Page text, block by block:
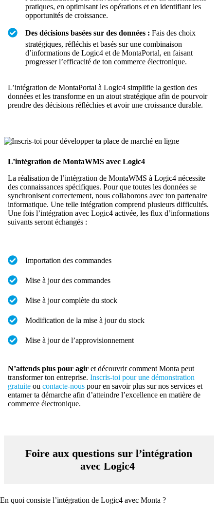
pratiques, en optimisant les opérations et en identifiant les
opportunités de croissance.
Des décisions basées sur des données : Fais des choix
stratégiques, réfléchis et basés sur une combinaison
d’informations de Logic4 et de MontaPortal, en faisant
progresser l’efficacité de ton commerce électronique.
L’intégration de MontaPortal à Logic4 simplifie la gestion des
données et les transforme en un atout stratégique afin de pourvoir
prendre des décisions réfléchies et avoir une croissance durable.
L’intégration de MontaWMS avec Logic4
La réalisation de l’intégration de MontaWMS à Logic4 nécessite
des connaissances spécifiques. Pour que toutes les données se
synchronisent correctement, nous collaborons avec ton partenaire
informatique. Une telle intégration comprend plusieurs difficultés.
Une fois l’intégration avec Logic4 activée, les flux d’informations
suivants seront échangés :
Importation des commandes
Mise à jour des commandes
Mise à jour complète du stock
Modification de la mise à jour du stock
Mise à jour de l’approvisionnement
N’attends plus pour agir et découvrir comment Monta peut
transformer ton entreprise. Inscris-toi pour une démonstration
gratuite ou contacte-nous pour en savoir plus sur nos services et
entamer ta démarche afin d’atteindre l’excellence en matière de
commerce électronique.
Foire aux questions sur l’intégration
avec Logic4
En quoi consiste l’intégration de Logic4 avec Monta ?